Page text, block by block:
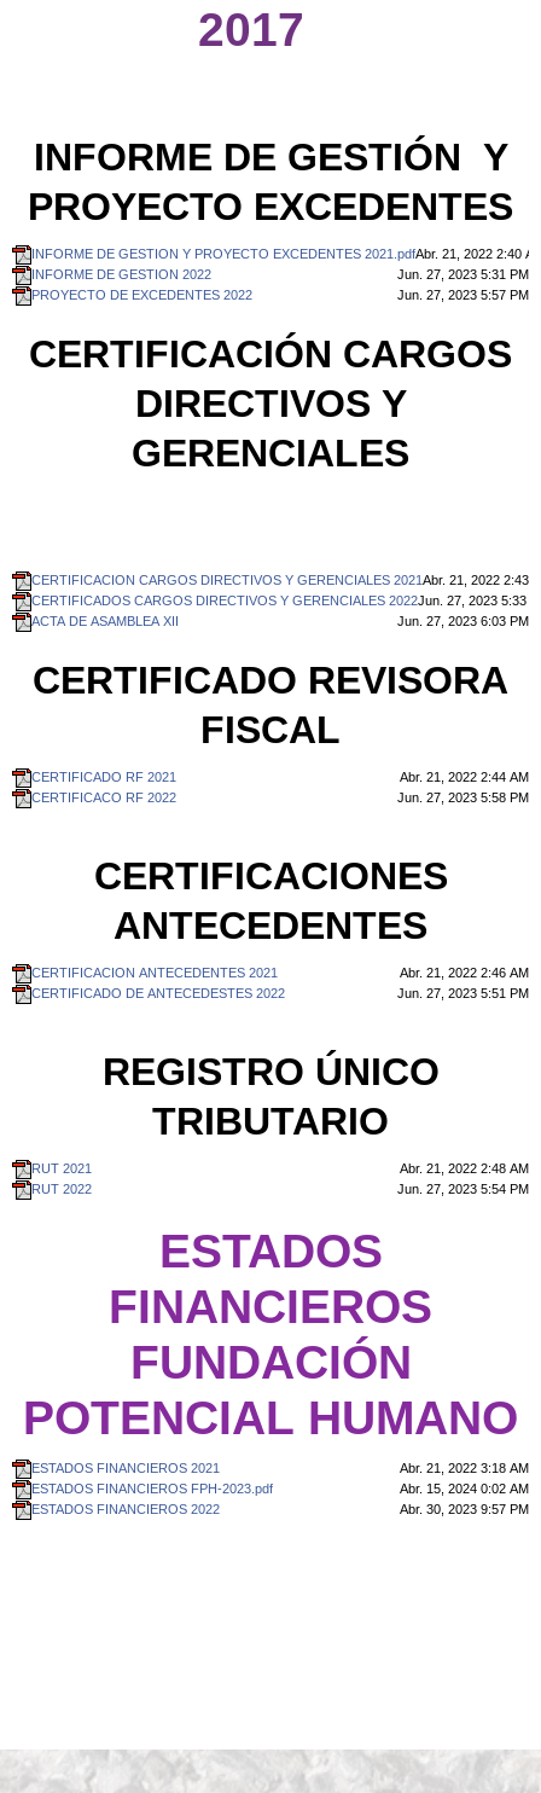
2017
INFORME DE GESTIÓN Y
PROYECTO EXCEDENTES
INFORME DE GESTION Y PROYECTO EXCEDENTES 2021.pdfAbr. 21, 2022 2:40
INFORME DE GESTION 2022
Jun. 27, 2023 5:31 PM
PROYECTO DE EXCEDENTES 2022
Jun. 27, 2023 5:57 PM
CERTIFICACIÓN CARGOS
DIRECTIVOS Y
GERENCIALES
CERTIFICACION CARGOS DIRECTIVOS Y GERENCIALES 2021Abr. 21, 2022 2:43
CERTIFICADOS CARGOS DIRECTIVOS Y GERENCIALES 2022Jun. 27, 2023 5:33
ACTA DE ASAMBLEA XII
Jun. 27, 2023 6:03 PM
CERTIFICADO REVISORA
FISCAL
CERTIFICADO RF 2021
Abr. 21, 2022 2:44 AM
CERTIFICACO RF 2022
Jun. 27, 2023 5:58 PM
CERTIFICACIONES
ANTECEDENTES
CERTIFICACION ANTECEDENTES 2021
Abr. 21, 2022 2:46 AM
CERTIFICADO DE ANTECEDESTES 2022
Jun. 27, 2023 5:51 PM
REGISTRO ÚNICO
TRIBUTARIO
RUT 2021
Abr. 21, 2022 2:48 AM
RUT 2022
Jun. 27, 2023 5:54 PM
ESTADOS
FINANCIEROS
FUNDACIÓN
POTENCIAL HUMANO
ESTADOS FINANCIEROS 2021
Abr. 21, 2022 3:18 AM
ESTADOS FINANCIEROS FPH-2023.pdf
Abr. 15, 2024 0:02 AM
ESTADOS FINANCIEROS 2022
Abr. 30, 2023 9:57 PM